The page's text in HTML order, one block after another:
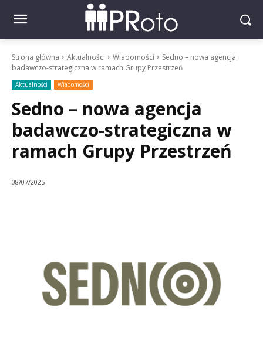
Strona główna Aktualności Wiadomości
Sedno – nowa agencja
badawczo-strategiczna w ramach Grupy Przestrzeń
Aktualności Wiadomości
Sedno – nowa agencja
badawczo-strategiczna w
ramach Grupy Przestrzeń
08/07/2025